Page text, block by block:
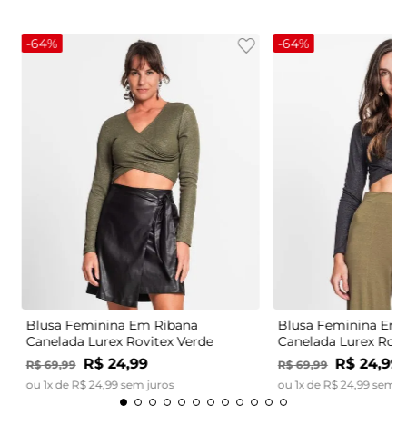
-64%
Blusa Feminina Em Ribana
Canelada Lurex Rovitex Verde
R$ 69,99 R$ 24,99
ou 1x de R$ 24,99sem juros
-64%
Blusa Feminina Em
Canelada Lurex
R$ 69,99 R$ 24,99
ou 1x de R$ 24,99sem